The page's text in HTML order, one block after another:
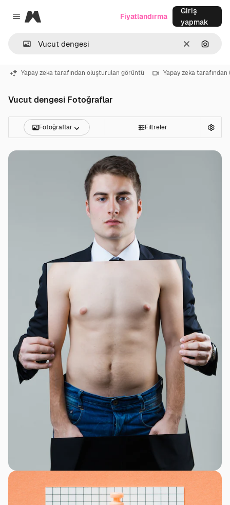
Close menu
Magnific
Temizlemek
Fiyatlandırma
Giriş
yapmak
Yapay zeka tarafından oluşturulan görüntü Yapay zeka
Vucut dengesi Fotoğraflar
Fotoğraflar Filtreler